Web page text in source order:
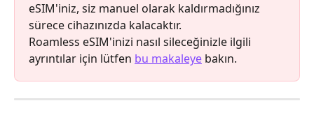
eSIM'iniz, siz manuel olarak kaldırmadığınız
sürece cihazınızda kalacaktır.
Roamless eSIM'inizi nasıl sileceğinizle ilgili
ayrıntılar için lütfen bu makaleye bakın.